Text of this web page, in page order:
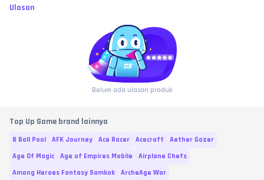
Ulasan
Belum ada ulasan produk
Top Up Game brand lainnya
8 Ball Pool AFK Journey Ace Racer Acecraft
Aether Gazer
Age Of Magic
Age of Empires Mobile
Airplane Chefs
Among Heroes Fantasy Samkok
ArcheAge War